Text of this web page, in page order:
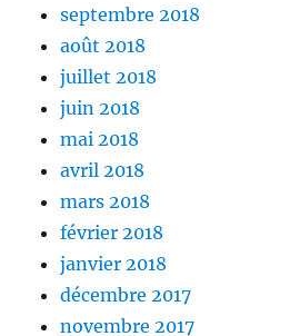
septembre 2018
août 2018
juillet 2018
juin 2018
mai 2018
avril 2018
mars 2018
février 2018
janvier 2018
décembre 2017
novembre 2017